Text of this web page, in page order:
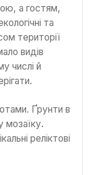
а гостям,
та
території
видів
числі й
Ґрунти в
мозаїку.
реліктові